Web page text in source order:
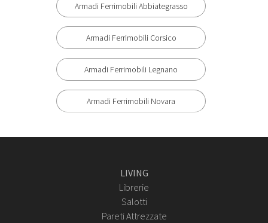
Armadi Ferrimobili Abbiategrasso
Armadi Ferrimobili Corsico
Armadi Ferrimobili Legnano
Armadi Ferrimobili Novara
LIVING
Librerie
Salotti
Pareti Attrezzate